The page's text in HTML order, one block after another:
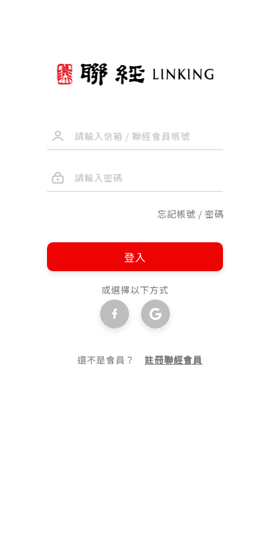
忘記帳號 / 密碼
登入
或選擇以下方式
還不是會員？註冊聯經會員